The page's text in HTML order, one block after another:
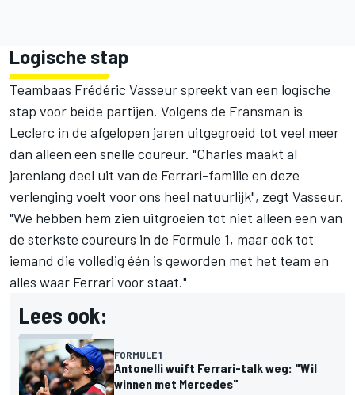
Logische stap
Teambaas Frédéric Vasseur spreekt van een logische
stap voor beide partijen. Volgens de Fransman is
Leclerc in de afgelopen jaren uitgegroeid tot veel meer
dan alleen een snelle coureur. "Charles maakt al
jarenlang deel uit van de Ferrari-familie en deze
verlenging voelt voor ons heel natuurlijk", zegt Vasseur.
"We hebben hem zien uitgroeien tot niet alleen een van
de sterkste coureurs in de Formule 1, maar ook tot
iemand die volledig één is geworden met het team en
alles waar Ferrari voor staat."
Lees ook:
FORMULE 1
Antonelli wuift Ferrari-talk weg: "Wil
winnen met Mercedes"